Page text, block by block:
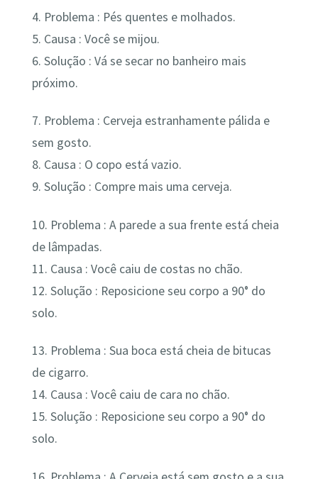
4. Problema : Pés quentes e molhados.
5. Causa : Você se mijou.
6. Solução : Vá se secar no banheiro mais
próximo.
7. Problema : Cerveja estranhamente pálida e
sem gosto.
8. Causa : O copo está vazio.
9. Solução : Compre mais uma cerveja.
10. Problema : A parede a sua frente está cheia
de lâmpadas.
11. Causa : Você caiu de costas no chão.
12. Solução : Reposicione seu corpo a 90° do
solo.
13. Problema : Sua boca está cheia de bitucas
de cigarro.
14. Causa : Você caiu de cara no chão.
15. Solução : Reposicione seu corpo a 90° do
solo.